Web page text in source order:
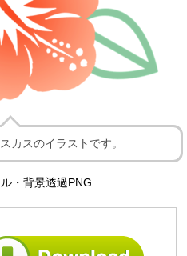
カスのイラストです。
・背景透過PNG